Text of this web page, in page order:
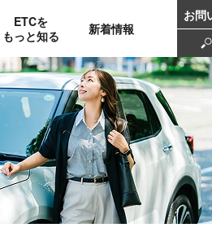
ETCを
もっと知る
新着情報
お問